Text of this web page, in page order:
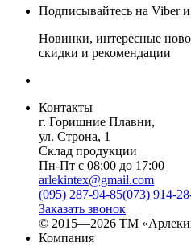
Подписывайтесь на Viber
Новинки, интересные
скидки и рекомендации
Контакты
г. Горишние Плавни,
ул. Строна, 1
Склад продукции
Пн-Пт с 08:00 до 17:00
arlekintex@gmail.com
(095) 287-94-85(073) 914-
Заказать звонок
© 2015—2026 ТМ
Компания